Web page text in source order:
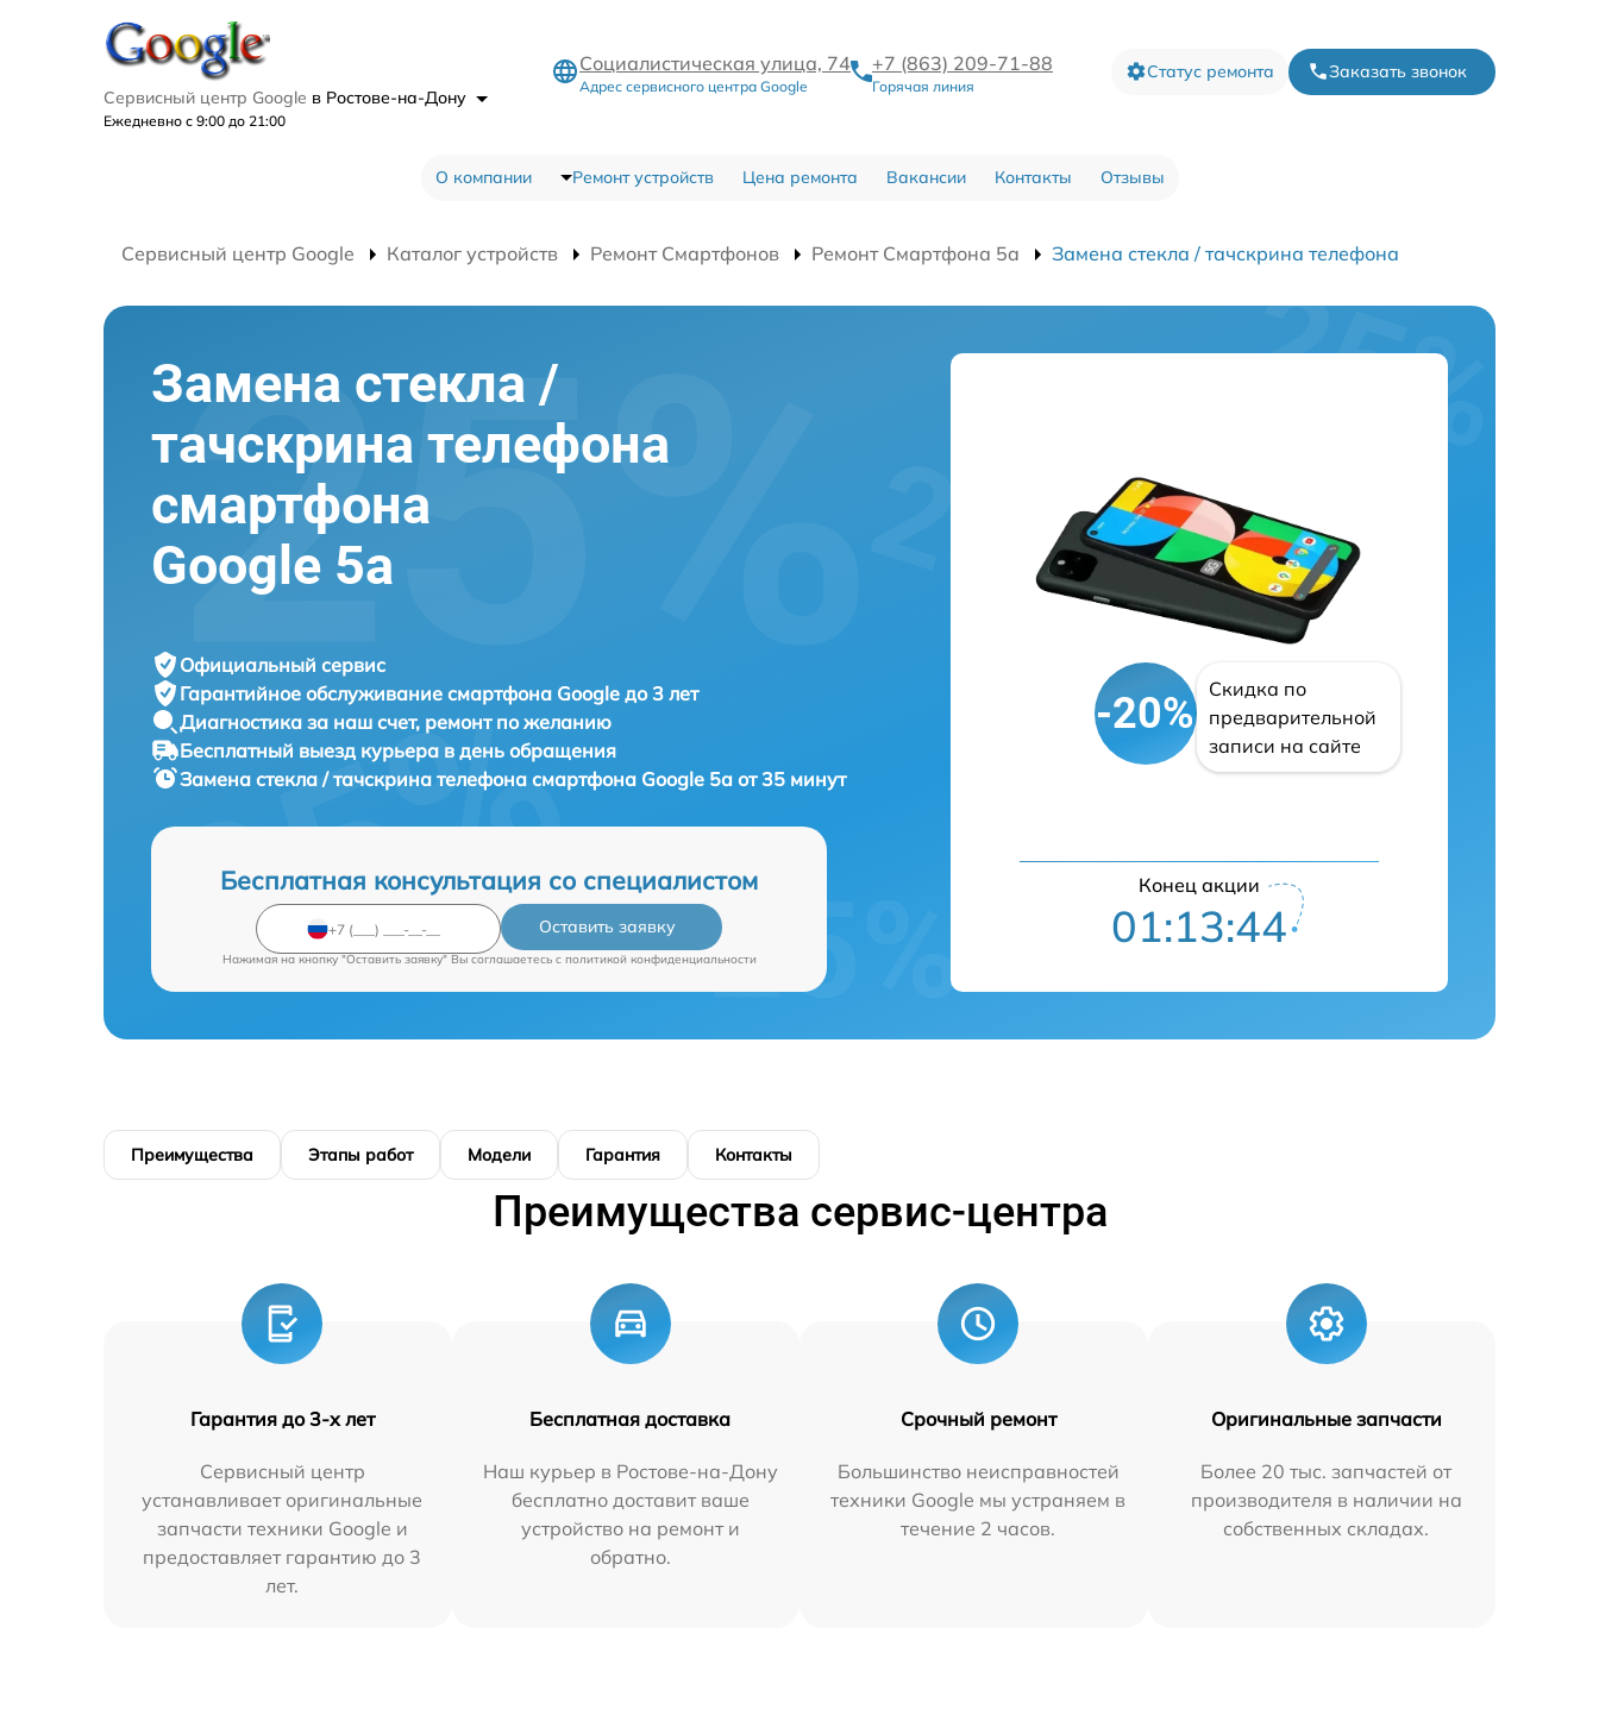
Сервисный центр Google в Ростове-на-Дону
Ежедневно с 9:00 до 21:00
Социалистическая улица, 74
Адрес сервисного центра Google
+7 (863) 209-71-88
Горячая линия
Статус ремонта Заказать звонок
О компании Ремонт устройств Цена ремонта Вакансии Контакты Отзывы
Сервисный центр Google Каталог устройств Ремонт Смартфонов Ремонт Смартфона 5a Замена стекла / тачскрина телефона
Замена стекла /
тачскрина телефона
смартфона
Google 5a
Официальный сервис
Гарантийное обслуживание смартфона Google до 3 лет
Диагностика за наш счет, ремонт по желанию
Бесплатный выезд курьера в день обращения
Замена стекла / тачскрина телефона смартфона Google 5a от 35 минут
Бесплатная консультация со специалистом
Оставить заявку
Нажимая на кнопку "Оставить заявку" Вы соглашаетесь c политикой конфиденциальности
-20%
Скидка по
предварительной
записи на сайте
Конец акции
01:13:43
Преимущества Этапы работ Модели Гарантия Контакты
Преимущества сервис-центра
Гарантия до 3-х лет
Сервисный центр
устанавливает оригинальные
запчасти техники Google и
предоставляет гарантию до 3
лет.
Бесплатная доставка
Наш курьер в Ростове-на-Дону
бесплатно доставит ваше
устройство на ремонт и
обратно.
Срочный ремонт
Большинство неисправностей
техники Google мы устраняем в
течение 2 часов.
Оригинальные запчасти
Более 20 тыс. запчастей от
производителя в наличии на
собственных складах.